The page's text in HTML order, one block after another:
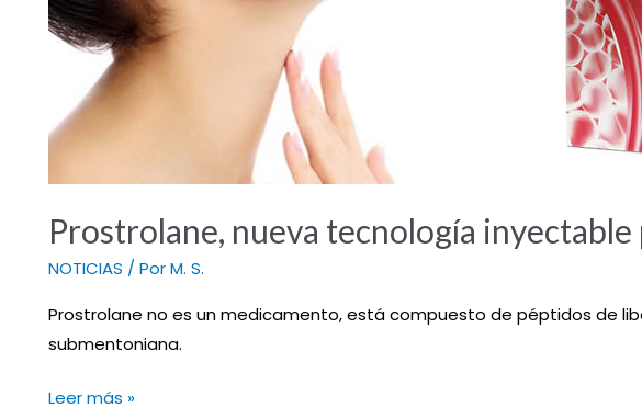
Prostrolane, nueva tecnología inyectable
NOTICIAS / PorM. S.
Prostrolane no es un medicamento, está compuesto de péptidos de
submentoniana.
Leer más »